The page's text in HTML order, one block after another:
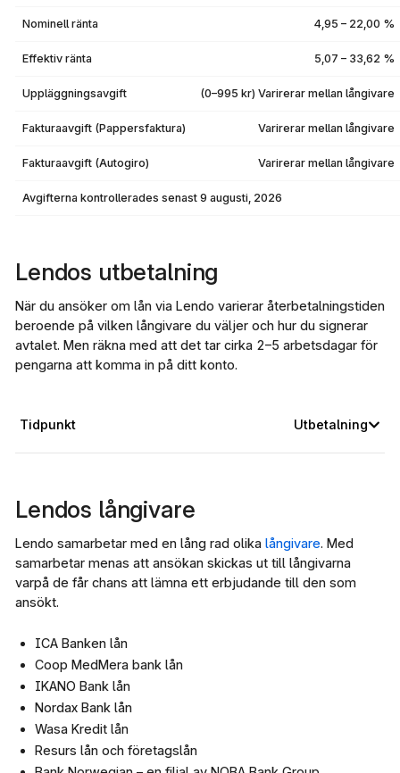
Nominell ränta 4,95 – 22,00 %
Effektiv ränta 5,07 – 33,62 %
Uppläggningsavgift (0–995 kr) Varirerar mellan långivare
Fakturaavgift (Pappersfaktura) Varirerar mellan långivare
Fakturaavgift (Autogiro) Varirerar mellan långivare
Avgifterna kontrollerades senast 9 augusti, 2026
Lendos utbetalning
När du ansöker om lån via Lendo varierar återbetalningstiden
beroende på vilken långivare du väljer och hur du signerar
avtalet. Men räkna med att det tar cirka 2–5 arbetsdagar för
pengarna att komma in på ditt konto.
Tidpunkt Utbetalning
Lendos långivare
Lendo samarbetar med en lång rad olika långivare. Med
samarbetar menas att ansökan skickas ut till långivarna
varpå de får chans att lämna ett erbjudande till den som
ansökt.
ICA Banken lån
Coop MedMera bank lån
IKANO Bank lån
Nordax Bank lån
Wasa Kredit lån
Resurs lån och företagslån